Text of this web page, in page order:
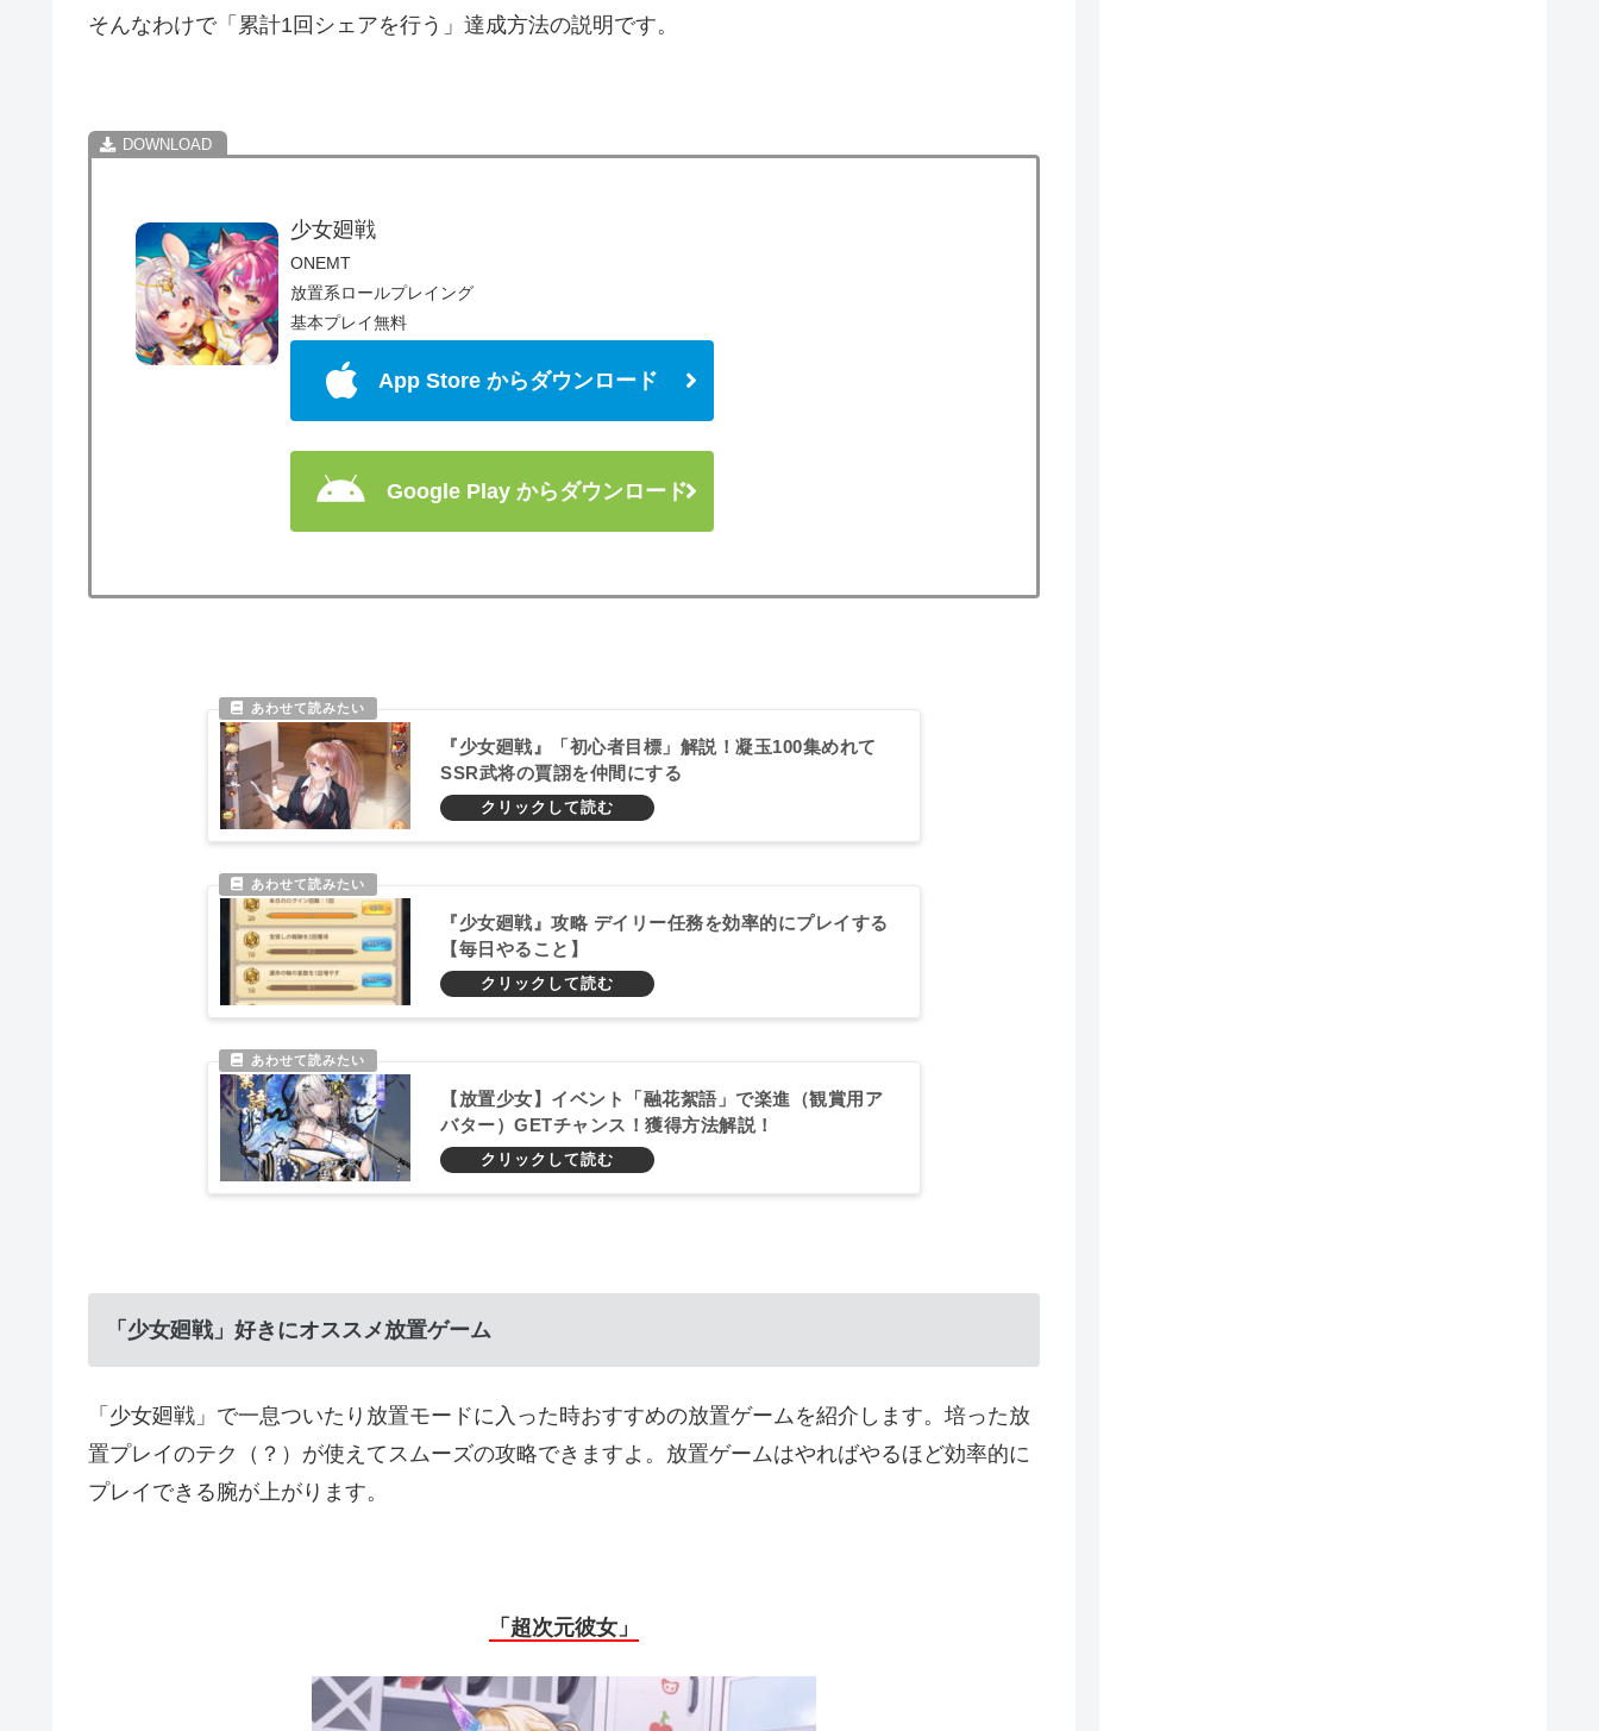
そんなわけで「累計1回シェアを行う」達成方法の説明です。
少女廻戦
ONEMT
放置系ロールプレイング
基本プレイ無料
App Store からダウンロード
Google Play からダウンロード
『少女廻戦』「初心者目標」解説！凝玉100集めれて
SSR武将の賈詡を仲間にする
『少女廻戦』攻略 デイリー任務を効率的にプレイする
【毎日やること】
【放置少女】イベント「融花絮語」で楽進（観賞用ア
バター）GETチャンス！獲得方法解説！
「少女廻戦」好きにオススメ放置ゲーム
「少女廻戦」で一息ついたり放置モードに入った時おすすめの放置ゲームを紹介します。培った放
置プレイのテク（？）が使えてスムーズの攻略できますよ。放置ゲームはやればやるほど効率的に
プレイできる腕が上がります。
「超次元彼女」